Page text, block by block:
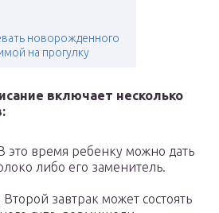
новорожденного
на прогулку
включает несколько
это время ребенку можно дать
либо его заменитель.
Второй завтрак может состоять